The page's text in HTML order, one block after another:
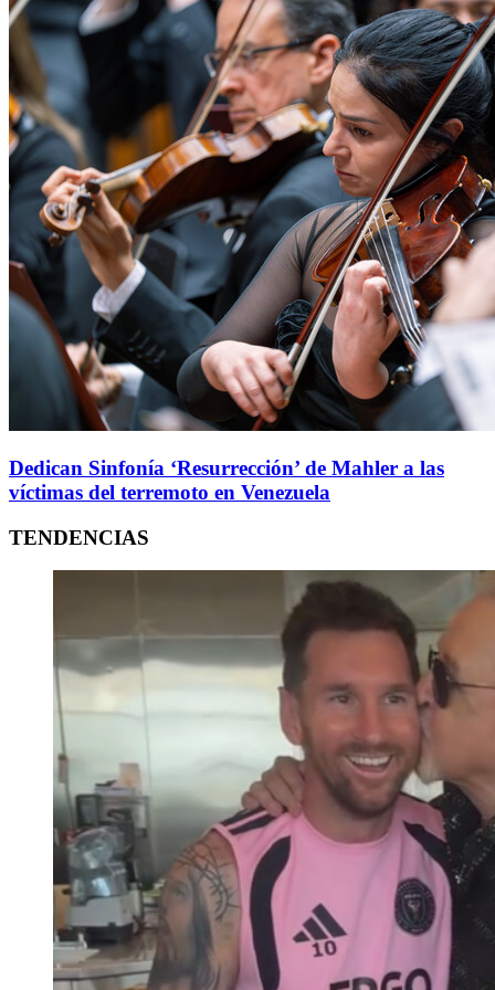
Dedican Sinfonía ‘Resurrección’ de Mahler a las
víctimas del terremoto en Venezuela
TENDENCIAS